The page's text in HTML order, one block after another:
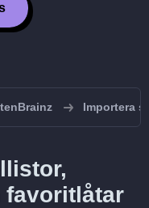
Importera
favoritlåtar